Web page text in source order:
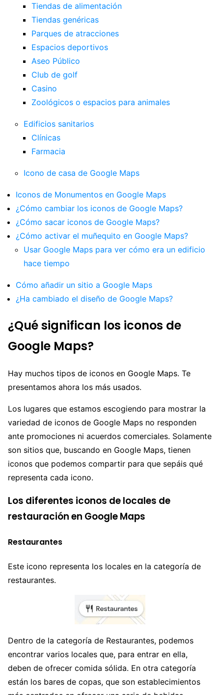
Tiendas de alimentación
Tiendas genéricas
Parques de atracciones
Espacios deportivos
Aseo Público
Club de golf
Casino
Zoológicos o espacios para animales
Edificios sanitarios
Clínicas
Farmacia
Icono de casa de Google Maps
Iconos de Monumentos en Google Maps
¿Cómo cambiar los iconos de Google Maps?
¿Cómo sacar iconos de Google Maps?
¿Cómo activar el muñequito en Google Maps?
Usar Google Maps para ver cómo era un edificio
hace tiempo
Cómo añadir un sitio a Google Maps
¿Ha cambiado el diseño de Google Maps?
¿Qué significan los iconos de
Google Maps?
Hay muchos tipos de iconos en Google Maps. Te
presentamos ahora los más usados.
Los lugares que estamos escogiendo para mostrar la
variedad de iconos de Google Maps no responden
ante promociones ni acuerdos comerciales. Solamente
son sitios que, buscando en Google Maps, tienen
iconos que podemos compartir para que sepáis qué
representa cada icono.
Los diferentes iconos de locales de
restauración en Google Maps
Restaurantes
Este icono representa los locales en la categoría de
restaurantes.
Dentro de la categoría de Restaurantes, podemos
encontrar varios locales que, para entrar en ella,
deben de ofrecer comida sólida. En otra categoría
están los bares de copas, que son establecimientos